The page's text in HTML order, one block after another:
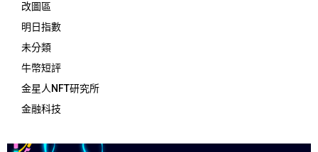
改圖區
明日指數
未分類
牛幣短評
金星人NFT研究所
金融科技